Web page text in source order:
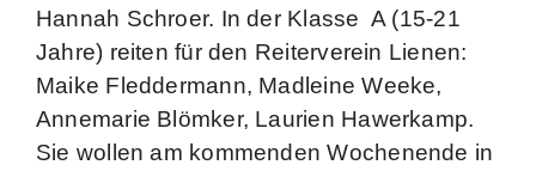
Hannah Schroer. In der Klasse A (15-21
Jahre) reiten für den Reiterverein Lienen:
Maike Fleddermann, Madleine Weeke,
Annemarie Blömker, Laurien Hawerkamp.
Sie wollen am kommenden Wochenende in